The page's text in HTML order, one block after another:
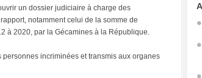
un dossier judiciaire à charge des
notamment celui de la somme de
à 2020, par la Gécamines à la République.
personnes incriminées et transmis aux organes